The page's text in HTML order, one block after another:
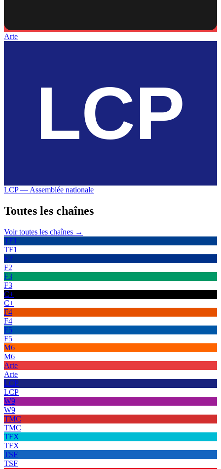
Arte
LCP — Assemblée nationale
Toutes les chaînes
Voir toutes les chaînes →
TF1
TF1
F2
F2
F3
F3
C+
C+
F4
F4
F5
F5
M6
M6
Arte
Arte
LCP
LCP
W9
W9
TMC
TMC
TFX
TFX
TSF
TSF